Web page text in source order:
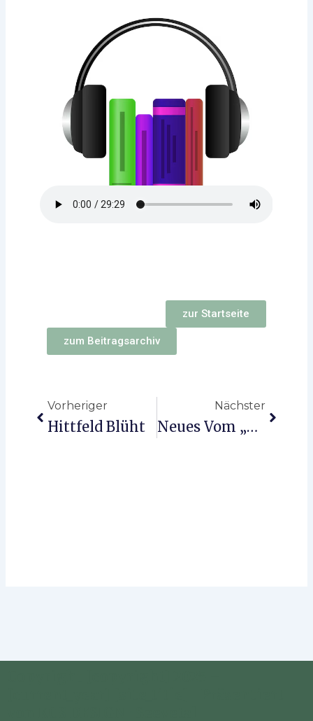
zur Startseite
zum Beitragsarchiv
Vorheriger
Hittfeld Blüht
Nächster
Neues Vom „Hundertjährigen”